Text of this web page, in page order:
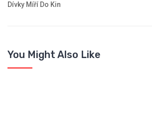
Dívky Míří Do Kin
You Might Also Like